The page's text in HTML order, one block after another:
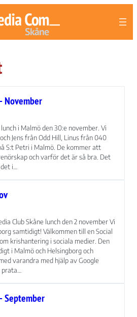
November
i Malmö den 30:e november. Vi
Jens från Odd Hill, Linus från 040
S:t Petri i Malmö. De kommer att
och varför det är så bra. Det
i…
Club Skåne lunch den 2 november Vi
samtidigt! Välkommen till en Social
krishantering i sociala medier. Den
i Malmö och Helsingborg och
varandra med hjälp av Google
September